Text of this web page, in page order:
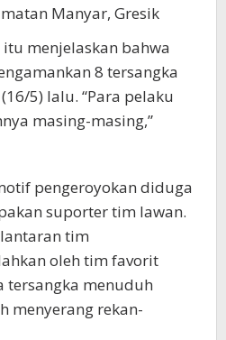
Manyar, Gresik
menjelaskan bahwa
8 tersangka
5) lalu. “Para pelaku
masing-masing,”
pengeroyokan diduga
suporter tim lawan.
tim
oleh tim favorit
tersangka menuduh
menyerang rekan-